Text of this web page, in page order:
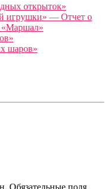
открыток»
игрушки» — Отчет о
«Маршал»
шаров»